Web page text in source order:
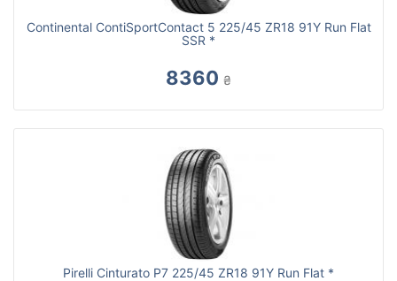
Continental ContiSportContact 5 225/45 ZR18 91Y Run Flat
SSR *
8360 ₴
Pirelli Cinturato P7 225/45 ZR18 91Y Run Flat *